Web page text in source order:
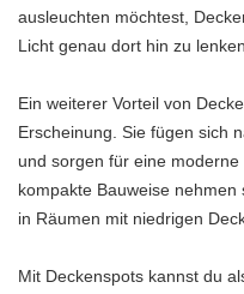
ausleuchten möchtest,
Licht genau dort hin zu
Ein weiterer Vorteil von
Erscheinung. Sie fügen sich
und sorgen für eine
kompakte Bauweise
in Räumen mit niedrigen
Mit Deckenspots kannst du